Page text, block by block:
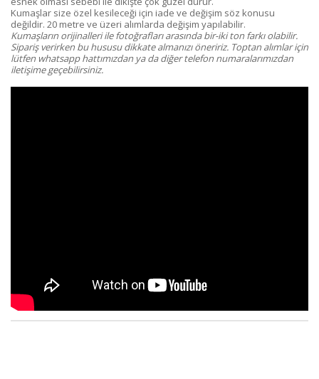
Kumaşlar size özel kesileceği için iade ve değişim söz konusu
değildir. 20 metre ve üzeri alımlarda değişim yapılabilir.
Kumaşların orijinalleri ile fotoğrafları arasında bir-iki ton farkı olabilir.
Sipariş verirken bu hususu dikkate almanızı öneririz. Toptan alımlar için
lütfen whatsapp hattımızdan ya da diğer telefon numaralarımızdan
iletişime geçebilirsiniz.